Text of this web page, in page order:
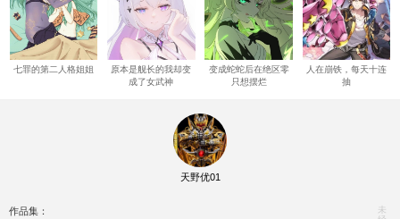
七罪的第二人格姐姐
原本是舰长的我却变
成了女武神
变成蛇蛇后在绝区零
只想摆烂
人在崩铁，每天十连
抽
天野优01
作品集：
未